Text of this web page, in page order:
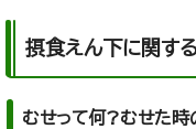
摂食えん下に関す
むせって何?むせた時